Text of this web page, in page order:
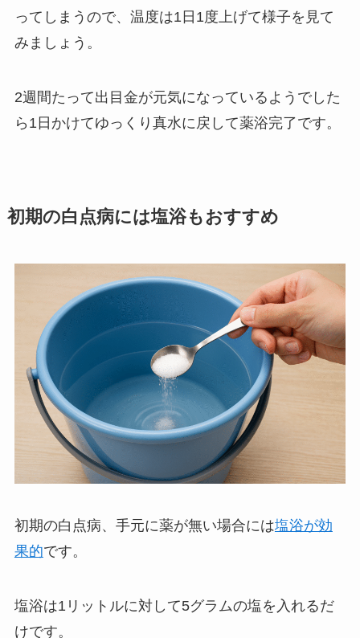
ってしまうので、温度は1日1度上げて様子を見て
みましょう。
2週間たって出目金が元気になっているようでした
ら1日かけてゆっくり真水に戻して薬浴完了です。
初期の白点病には塩浴もおすすめ
初期の白点病、手元に薬が無い場合には塩浴が効
果的です。
塩浴は1リットルに対して5グラムの塩を入れるだ
けです。